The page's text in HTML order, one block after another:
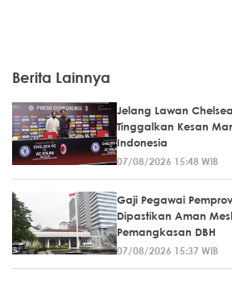
Berita Lainnya
Jelang Lawan
Tinggalkan Kesan
Indonesia
07/08/2026 15:48 WIB
Gaji Pegawai
Dipastikan Aman
Pemangkasan DBH
07/08/2026 15:37 WIB